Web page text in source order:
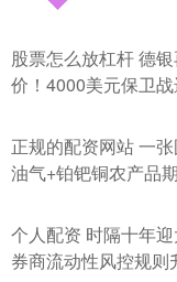
股票怎么放杠杆 德
价！4000美元保卫
正规的配资网站 一
油气+铂钯铜农产品
个人配资 时隔十年
券商流动性风控规则